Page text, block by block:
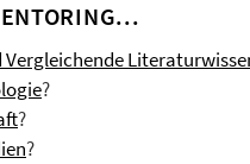
Vergleichende
?
?
?